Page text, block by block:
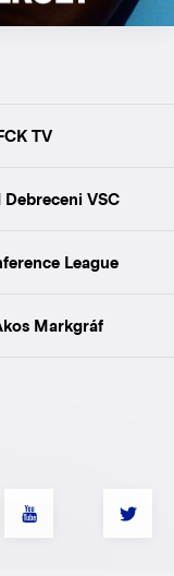
TV
VSC
League
Markgráf